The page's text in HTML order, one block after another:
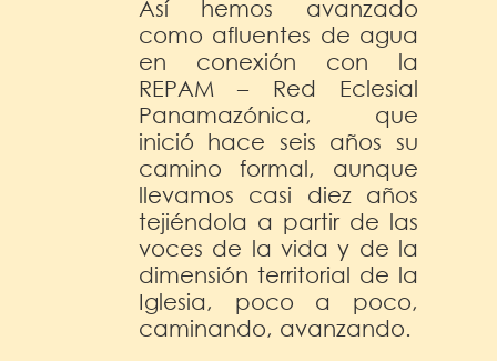
Así hemos avanzado
como afluentes de agua
en conexión con la
REPAM – Red Eclesial
Panamazónica, que
inició hace seis años su
camino formal, aunque
llevamos casi diez años
tejiéndola a partir de las
voces de la vida y de la
dimensión territorial de la
Iglesia, poco a poco,
caminando, avanzando.